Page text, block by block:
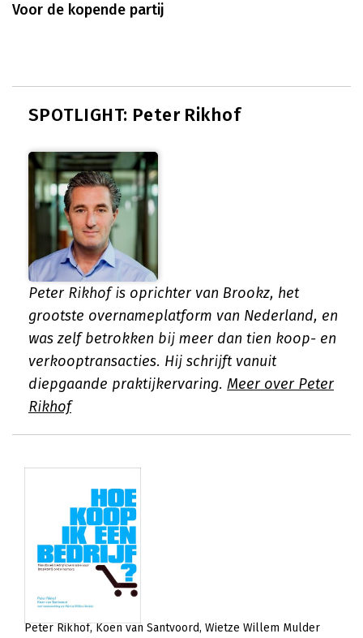
Voor de kopende partij
SPOTLIGHT: Peter Rikhof
Peter Rikhof is oprichter van Brookz, het
grootste overnameplatform van Nederland, en
was zelf betrokken bij meer dan tien koop- en
verkooptransacties. Hij schrijft vanuit
diepgaande praktijkervaring. Meer over Peter
Rikhof
Peter Rikhof Koen van Santvoord Wietze Willem Mulder